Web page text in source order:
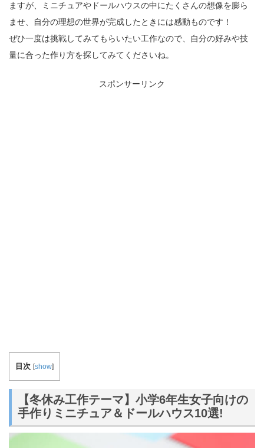
ますが、ミニチュアやドールハウスの中にたくさんの想像を膨ら
ませ、自分の理想の世界が完成したときには感動ものです！
ぜひ一度は挑戦してみてもらいたい工作なので、自分の好みや技
量に合った作り方を探してみてくださいね。
スポンサーリンク
目次 [show]
【冬休み工作テーマ】小学6年生女子向けの
手作りミニチュア＆ドールハウス10選!